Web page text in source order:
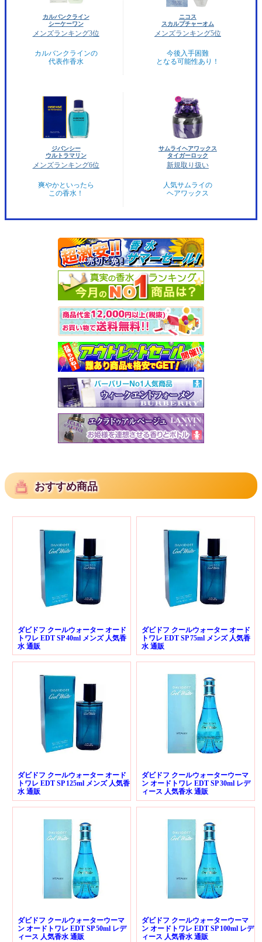
カルバンクライン
シーケーワン
メンズランキング3位
カルバンクラインの
代表作香水
ニコス
スカルプチャーオム
メンズランキング5位
今後入手困難
となる可能性あり！
ジバンシー
ウルトラマリン
メンズランキング6位
爽やかといったら
この香水！
サムライヘアワックス
タイガーロック
新規取り扱い
人気サムライの
ヘアワックス
おすすめ商品
ダビドフ クールウォーター オード
トワレ EDT SP 40ml メンズ 人気香
水 通販
ダビドフ クールウォーター オード
トワレ EDT SP 75ml メンズ 人気香
水 通販
ダビドフ クールウォーター オード
トワレ EDT SP 125ml メンズ 人気香
水 通販
ダビドフ クールウォーターウーマ
ン オードトワレ EDT SP 30ml レデ
ィース 人気香水 通販
ダビドフ クールウォーターウーマ
ン オードトワレ EDT SP 50ml レデ
ィース 人気香水 通販
ダビドフ クールウォーターウーマ
ン オードトワレ EDT SP 100ml レデ
ィース 人気香水 通販